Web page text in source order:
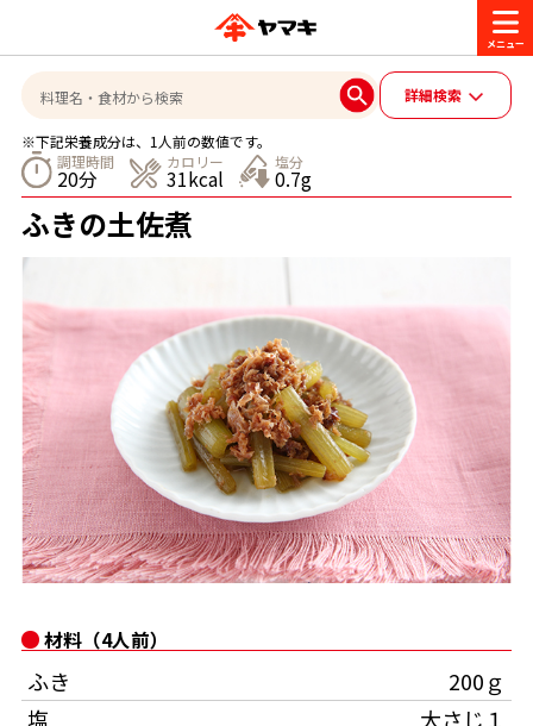
商品情報
ブランド一覧
ヤマキ『めんつゆ』 ヤマキ 割烹白だし
旨さ、別格。だし屋の鍋 韓福善シリーズ
レシピ
おいしいレシピを探す
おいしいレシピトップ
主食レシピ
主菜レシピ
汁物レシピ
かつお節・だしを楽しむ
かつお節・だしを知る
だしの取り方
かつお節の削り方
かつお節・だしをもっと知る
CM・キャンペーン
CM
キャンペーン一覧
企業・採用情報
企業情報
- 百年対話
採用情報
お問い合わせ
ヤマキお客様相談室
オンラインショップ
Global
詳細検索
※下記栄養成分は、1人前の数値です。
調理時間
20分
カロリー
31kcal
塩分
0.7g
ふきの土佐煮
材料（4人前）
ふき
200ｇ
塩
大さじ１